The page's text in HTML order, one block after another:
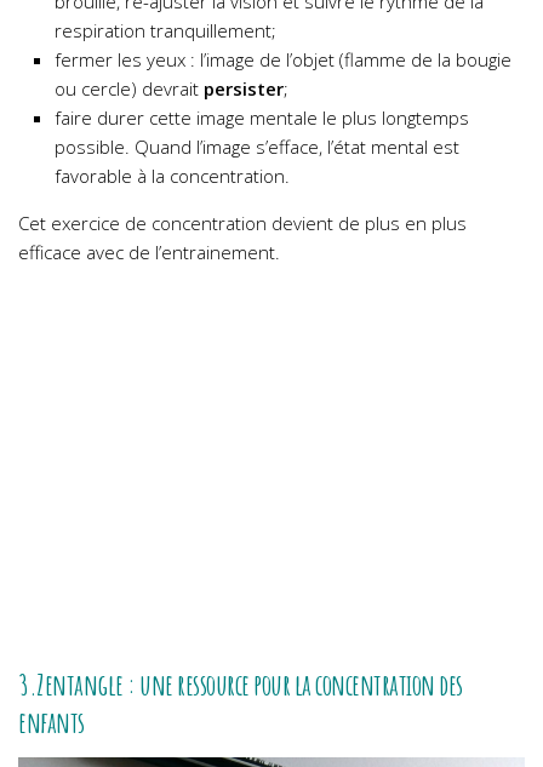
respiration tranquillement;
fermer les yeux : l’image de l’objet (flamme de la bougie
ou cercle) devrait persister;
faire durer cette image mentale le plus longtemps
possible. Quand l’image s’efface, l’état mental est
favorable à la concentration.
Cet exercice de concentration devient de plus en plus
efficace avec de l’entrainement.
3.Zentangle : une ressource pour la concentration des
enfants